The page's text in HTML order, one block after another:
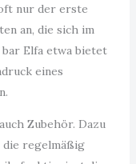
nur der erste
an, die sich im
Elfa etwa bietet
eines
Zubehör. Dazu
die regelmäßig